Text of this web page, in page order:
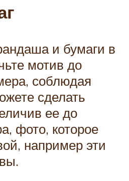
и бумаги в
мотив до
соблюдая
сделать
ее до
фото, которое
например эти